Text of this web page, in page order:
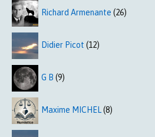
Richard Armenante (26)
Didier Picot (12)
G B (9)
Maxime MICHEL(8)